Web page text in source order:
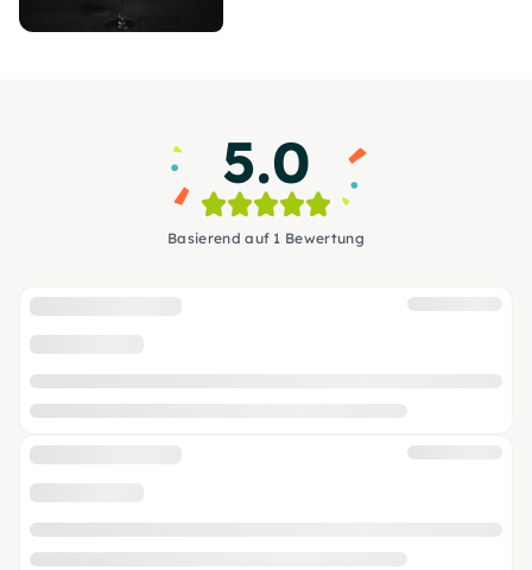
5.0
Basierend auf 1 Bewertung